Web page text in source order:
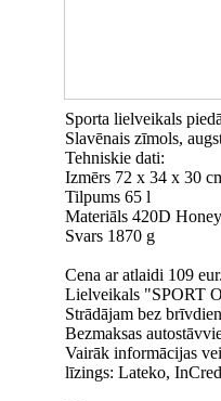
Sporta lielveikals
Slavēnais zīmols,
Tehniskie dati:
Izmērs 72 x 34 x 30
Tilpums 65 l
Materiāls 420D
Svars 1870 g
Cena ar atlaidi 109
Lielveikals "SPORT
Strādājam bez
Bezmaksas
Vairāk informācijas
līzings: Lateko,